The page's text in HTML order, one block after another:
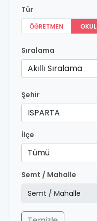
Tür
ÖĞRETMEN OKUL
Sıralama
Akıllı Sıralama
Şehir
ISPARTA
İlçe
Tümü
Semt / Mahalle